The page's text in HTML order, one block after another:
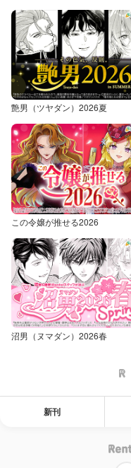
艶男（ツヤダン）2026夏
この令嬢が推せる2026
沼男（ヌマダン）2026春
新刊